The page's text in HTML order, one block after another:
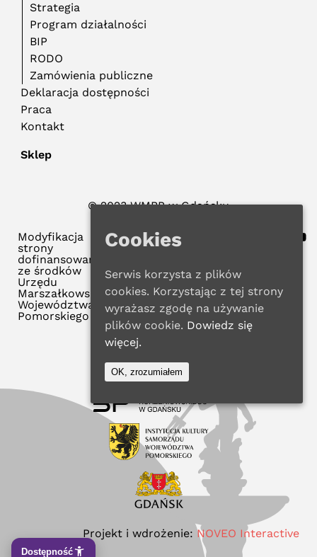
Strategia
Program działalności
BIP
RODO
Zamówienia publiczne
Deklaracja dostępności
Praca
Kontakt
Sklep
© 2023 WMBP w Gdańsku
Modyfikacja
strony
dofinansowana
ze środków
Urzędu
Marszałkowskiego
Województwa
Pomorskiego
Projekt i wdrożenie: NOVEO Interactive
Dostępność
Cookies
Serwis korzysta z plików
cookies. Korzystając z tej strony
wyrażasz zgodę na używanie
plików cookie. Dowiedz się
więcej.
OK, zrozumiałem